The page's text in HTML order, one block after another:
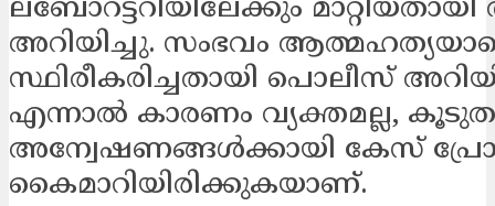
ലബോറട്ടറിയിലേക്കും
അറിയിച്ചു. സംഭവം
സ്ഥിരീകരിച്ചതായി പൊലീസ്
എന്നാൽ കാരണം വ്യക്തമല്ല,
അന്വേഷണങ്ങൾക്കായി കേസ്
കൈമാറിയിരിക്കുകയാണ്.